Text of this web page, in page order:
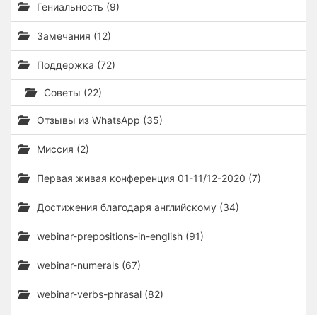
Гениальность (9)
Замечания (12)
Поддержка (72)
Советы (22)
Отзывы из WhatsApp (35)
Миссия (2)
Первая живая конференция 01-11/12-2020 (7)
Достижения благодаря английскому (34)
webinar-prepositions-in-english (91)
webinar-numerals (67)
webinar-verbs-phrasal (82)